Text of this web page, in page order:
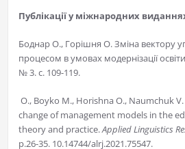
Публікації у міжнародних
Боднар О., Горішня О. Зміна вектору
процесом в умовах модернізації
№ 3. с. 109-119.
O., Boyko M., Horishna O., Naumchuk
change of management models in the
theory and practice.Applied Linguistics
р.26-35. 10.14744/alrj.2021.75547.